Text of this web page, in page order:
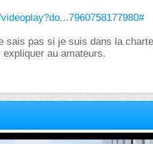
sais pas si je suis dans la
au amateurs.